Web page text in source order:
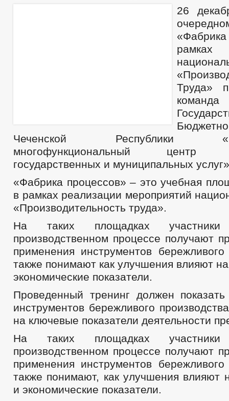
26
Труда»
команда
Чеченской Республики
многофункциональный центр
государственных и муниципальных
«Фабрика процессов» – это учебная
в рамках реализации мероприятий
«Производительность труда».
На таких площадках
производственном процессе получают
применения инструментов
также понимают как улучшения влияют
экономические показатели.
Проведенный тренинг должен
инструментов бережливого
на ключевые показатели деятельности
На таких площадках
производственном процессе получают
применения инструментов
также понимают, как улучшения влияют
и экономические показатели.